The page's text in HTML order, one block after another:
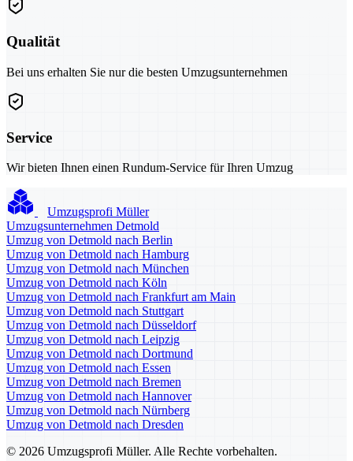
Qualität
Bei uns erhalten Sie nur die besten Umzugsunternehmen
Service
Wir bieten Ihnen einen Rundum-Service für Ihren Umzug
Umzugsprofi Müller
Umzugsunternehmen Detmold
Umzug von Detmold nach Berlin
Umzug von Detmold nach Hamburg
Umzug von Detmold nach München
Umzug von Detmold nach Köln
Umzug von Detmold nach Frankfurt am Main
Umzug von Detmold nach Stuttgart
Umzug von Detmold nach Düsseldorf
Umzug von Detmold nach Leipzig
Umzug von Detmold nach Dortmund
Umzug von Detmold nach Essen
Umzug von Detmold nach Bremen
Umzug von Detmold nach Hannover
Umzug von Detmold nach Nürnberg
Umzug von Detmold nach Dresden
© 2026 Umzugsprofi Müller. Alle Rechte vorbehalten.